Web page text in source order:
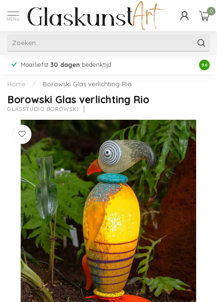
MENU
0
Maarliefst 30 dagen bedenktijd 9.6
Home / Borowski Glas verlichting Rio
Borowski Glas verlichting Rio
GLASSTUDIO BOROWSKI